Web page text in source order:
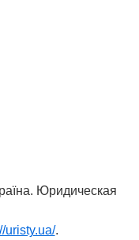
Юридическая
uristy.ua/.